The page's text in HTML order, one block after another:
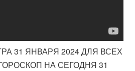
31 ЯНВАРЯ 2024 ДЛЯ ВСЕХ
НА СЕГОДНЯ 31